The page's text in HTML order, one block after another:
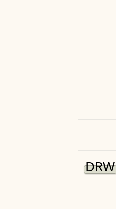
DRW